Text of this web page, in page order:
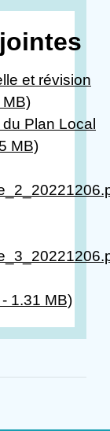
et révision
Plan Local
MB)
1.31 MB)